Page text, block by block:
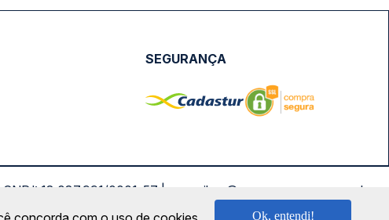
SEGURANÇA
18.087.991/0001-57 | saconibus@queropassagem.com.br
Ok, entendi!